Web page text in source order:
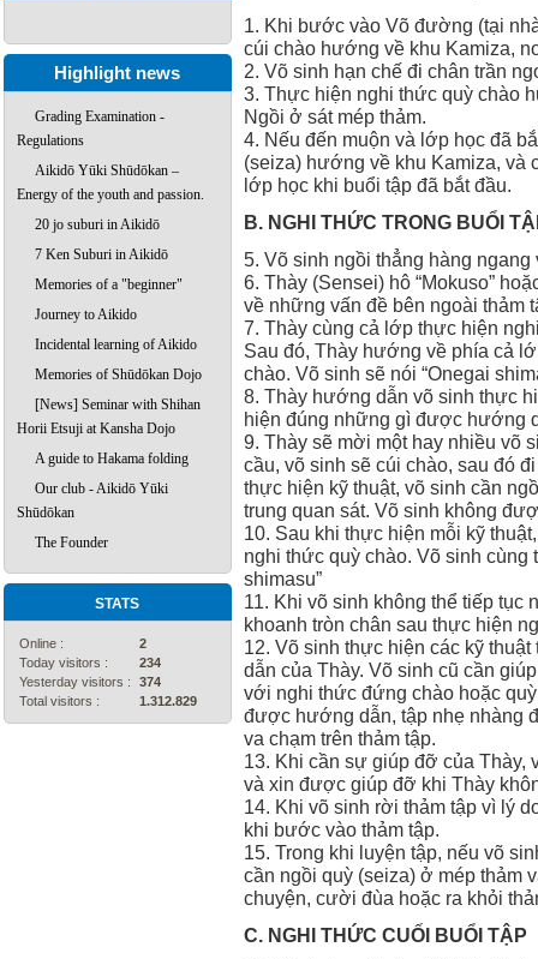
Highlight news
Grading Examination -
Regulations
Aikidō Yūki Shūdōkan –
Energy of the youth and passion.
20 jo suburi in Aikidō
7 Ken Suburi in Aikidō
Memories of a "beginner"
Journey to Aikido
Incidental learning of Aikido
Memories of Shūdōkan Dojo
[News] Seminar with Shihan
Horii Etsuji at Kansha Dojo
A guide to Hakama folding
Our club - Aikidō Yūki
Shūdōkan
The Founder
STATS
Online :
2
Today visitors :
234
Yesterday visitors :
374
Total visitors :
1.312.829
1. Khi bước vào Võ đường (tại
cúi chào hướng về khu Kamiza,
2. Võ sinh hạn chế đi chân trần
3. Thực hiện nghi thức quỳ chào
Ngồi ở sát mép thảm.
4. Nếu đến muộn và lớp học đã
(seiza) hướng về khu Kamiza, và
lớp học khi buổi tập đã bắt đầu.
B. NGHI THỨC TRONG BUỔI
5. Võ sinh ngồi thẳng hàng ngang
6. Thày (Sensei) hô “Mokuso”
về những vấn đề bên ngoài thảm
7. Thày cùng cả lớp thực hiện
Sau đó, Thày hướng về phía cả
chào. Võ sinh sẽ nói “Onegai
8. Thày hướng dẫn võ sinh thực
hiện đúng những gì được hướng
9. Thày sẽ mời một hay nhiều võ
cầu, võ sinh sẽ cúi chào, sau đó
thực hiện kỹ thuật, võ sinh cần
trung quan sát. Võ sinh không
10. Sau khi thực hiện mỗi kỹ
nghi thức quỳ chào. Võ sinh cùng
shimasu”
11. Khi võ sinh không thể tiếp tục
khoanh tròn chân sau thực hiện
12. Võ sinh thực hiện các kỹ
dẫn của Thày. Võ sinh cũ cần
với nghi thức đứng chào hoặc
được hướng dẫn, tập nhẹ nhàng
va chạm trên thảm tập.
13. Khi cần sự giúp đỡ của Thày,
và xin được giúp đỡ khi Thày
14. Khi võ sinh rời thảm tập vì lý
khi bước vào thảm tập.
15. Trong khi luyện tập, nếu võ
cần ngồi quỳ (seiza) ở mép thảm
chuyện, cười đùa hoặc ra khỏi
C. NGHI THỨC CUỐI BUỔI TẬP